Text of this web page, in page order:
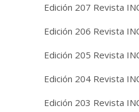
Edición 207 Revista
Edición 206 Revista
Edición 205 Revista
Edición 204 Revista
Edición 203 Revista